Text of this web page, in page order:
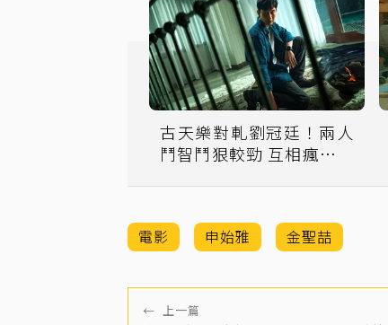
古天樂對軋劉冠廷！兩人
鬥智鬥狠較勁 互相瘋狂大
電影 申始雅 金聖喆
← 上一篇